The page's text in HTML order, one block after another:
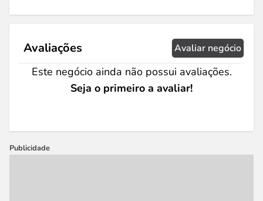
Avaliações Avaliar negócio
Este negócio ainda não possui avaliações.
Seja o primeiro a avaliar!
Publicidade